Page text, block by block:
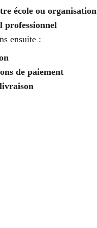
école ou organisation
professionnel
ensuite :
de paiement